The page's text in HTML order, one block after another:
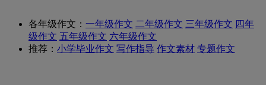
各年级作文： 一年级作文 二年级作文 三年级作文 四年
级作文 五年级作文 六年级作文
推荐： 小学毕业作文 写作指导 作文素材 专题作文